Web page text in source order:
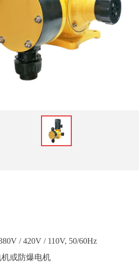
/ 420V / 110V, 50/60Hz
或防爆电机